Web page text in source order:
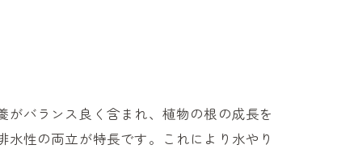
バランス良く含まれ、植物の根の成長を
性の両立が特長です。これにより水やり